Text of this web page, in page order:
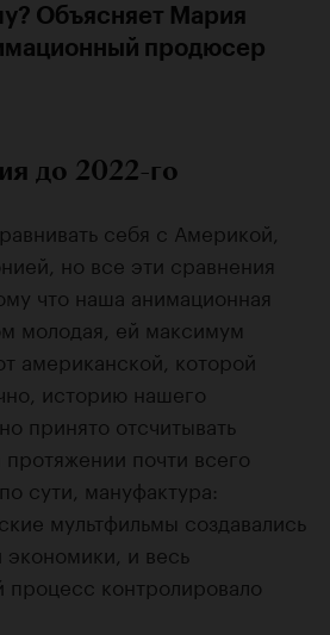
Объясняет Мария
продюсер
до 2022-го
себя с Америкой,
но все эти сравнения
что наша анимационная
молодая, ей максимум
американской, которой
историю нашего
принято отсчитывать
протяжении почти всего
сути, мануфактура:
мультфильмы создавались
экономики, и весь
процесс контролировало